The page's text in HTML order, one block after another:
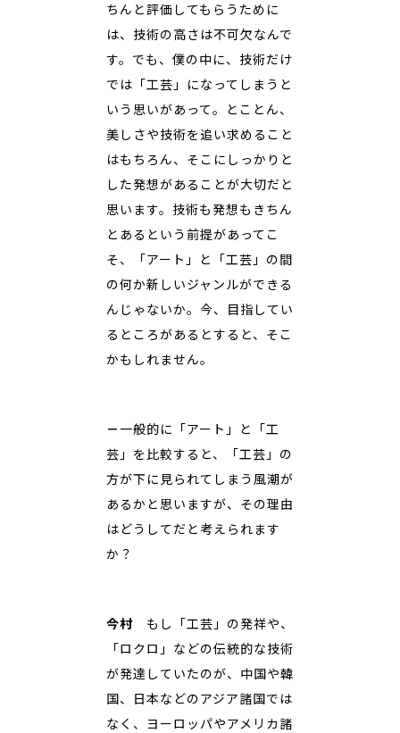
ちんと評価してもらうために
は、技術の高さは不可欠なんで
す。でも、僕の中に、技術だけ
では「工芸」になってしまうと
いう思いがあって。とことん、
美しさや技術を追い求めること
はもちろん、そこにしっかりと
した発想があることが大切だと
思います。技術も発想もきちん
とあるという前提があってこ
そ、「アート」と「工芸」の間
の何か新しいジャンルができる
んじゃないか。今、目指してい
るところがあるとすると、そこ
かもしれません。
－ 一般的に「アート」と「工
芸」を比較すると、「工芸」の
方が下に見られてしまう風潮が
あるかと思いますが、その理由
はどうしてだと考えられます
か？
今村 もし「工芸」の発祥や、
「ロクロ」などの伝統的な技術
が発達していたのが、中国や韓
国、日本などのアジア諸国では
なく、ヨーロッパやアメリカ諸